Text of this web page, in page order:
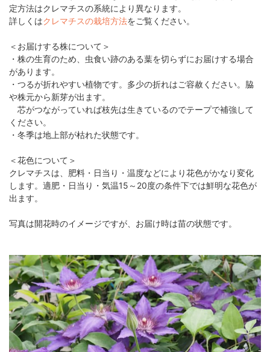
定方法はクレマチスの系統により異なります。
詳しくはクレマチスの栽培方法をご覧ください。
＜お届けする株について＞
・株の生育のため、虫食い跡のある葉を切らずにお届けする場合
があります。
・つるが折れやすい植物です。多少の折れはご容赦ください。脇
や株元から新芽が出ます。
芯がつながっていれば枝先は生きているのでテープで補強して
ください。
・冬季は地上部が枯れた状態です。
＜花色について＞
クレマチスは、肥料・日当り・温度などにより花色がかなり変化
します。適肥・日当り・気温15～20度の条件下では鮮明な花色が
出ます。
写真は開花時のイメージですが、お届け時は苗の状態です。